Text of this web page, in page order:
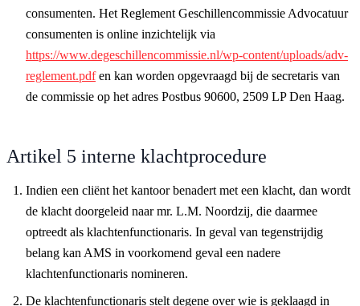
consumenten. Het Reglement Geschillencommissie Advocatuur
consumenten is online inzichtelijk via
https://www.degeschillencommissie.nl/wp-content/uploads/adv-
reglement.pdfen kan worden opgevraagd bij de secretaris van
de commissie op het adres Postbus 90600, 2509 LP Den Haag.
Artikel 5 interne klachtprocedure
Indien een cliënt het kantoor benadert met een klacht, dan wordt
de klacht doorgeleid naar mr. L.M. Noordzij, die daarmee
optreedt als klachtenfunctionaris. In geval van tegenstrijdig
belang kan AMS in voorkomend geval een nadere
klachtenfunctionaris nomineren.
De klachtenfunctionaris stelt degene over wie is geklaagd in